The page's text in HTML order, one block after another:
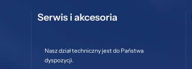
Serwis i akcesoria
Nasz dział techniczny jest do Państwa
dyspozycji.